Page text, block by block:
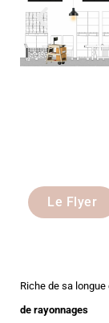
Le Flyer
Riche de sa
de rayonnages